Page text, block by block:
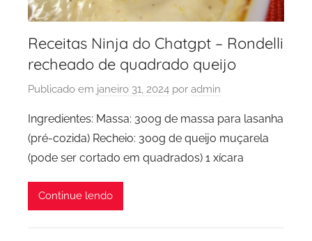
Receitas Ninja do Chatgpt – Rondelli
recheado de quadrado queijo
Publicado em janeiro 31, 2024 por admin
Ingredientes: Massa: 300g de massa para lasanha
(pré-cozida) Recheio: 300g de queijo muçarela
(pode ser cortado em quadrados) 1 xícara
Continue lendo